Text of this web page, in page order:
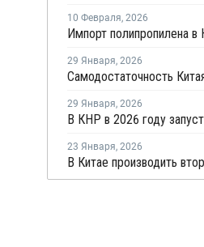
10 Февраля, 2026
29 Января, 2026
29 Января, 2026
23 Января, 2026